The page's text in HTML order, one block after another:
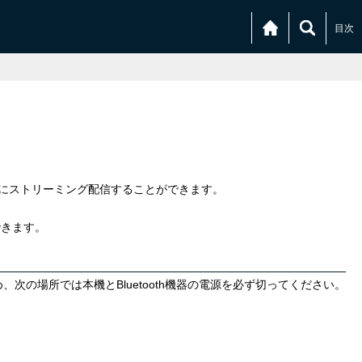
目次
トリーミング配信することができます。
ます。
次の場所では本機とBluetooth機器の電源を必ず切ってください。